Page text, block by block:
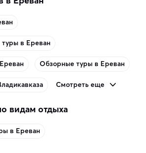
туры в Ереван
Обзорные туры в Ереван
Смотреть еще
видам отдыха
в Ереван